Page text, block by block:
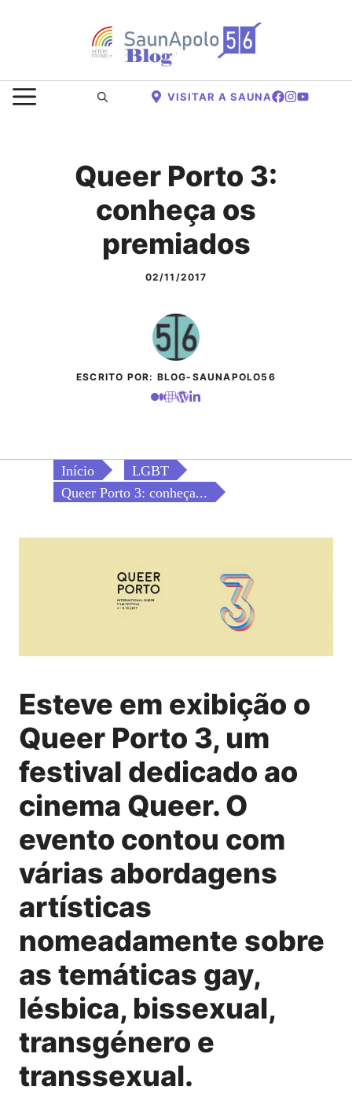
conteúdo
MENU VISITAR A SAUNA
Queer Porto 3:
conheça os
premiados
02/11/2017
ESCRITO POR: BLOG-SAUNAPOLO56
Início
LGBT
Queer Porto 3: conheça...
Esteve em exibição o
Queer Porto 3, um
festival dedicado ao
cinema Queer. O
evento contou com
várias abordagens
artísticas
nomeadamente sobre
as temáticas gay,
lésbica, bissexual,
transgénero e
transsexual.